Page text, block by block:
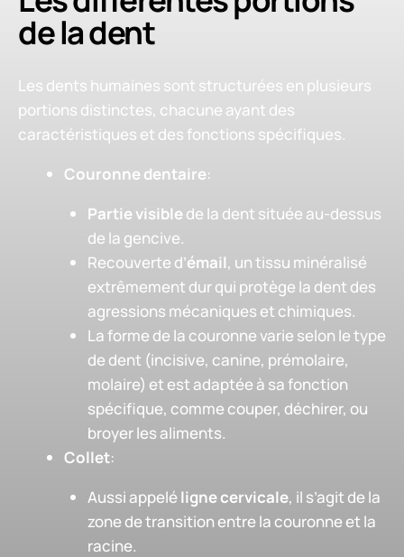
de la dent
Les dents humaines sont structurées en plusieurs
portions distinctes, chacune ayant des
caractéristiques et des fonctions spécifiques.
Couronne dentaire:
Partie visible de la dent située au-dessus
de la gencive.
Recouverte d’émail, un tissu minéralisé
extrêmement dur qui protège la dent des
agressions mécaniques et chimiques.
La forme de la couronne varie selon le type
de dent (incisive, canine, prémolaire,
molaire) et est adaptée à sa fonction
spécifique, comme couper, déchirer, ou
broyer les aliments.
Collet:
Aussi appelé ligne cervicale, il s’agit de la
zone de transition entre la couronne et la
racine.